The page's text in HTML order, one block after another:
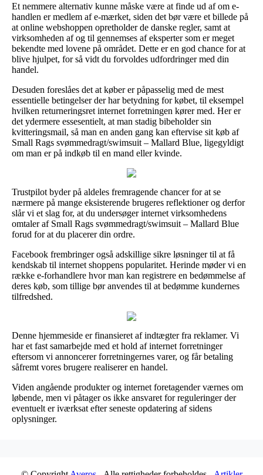
Et nemmere alternativ kunne måske være at finde ud af om e-
handlen er medlem af e-mærket, siden det bør være et billede på
at online webshoppen opretholder de danske regler, samt at
virksomheden af og til gennemses af eksperter som er meget
bekendte med lovene på området. Dette er en god chance for at
blive hjulpet, for så vidt du forvoldes udfordringer med din
handel.
Desuden foreslåes det at køber er påpasselig med de mest
essentielle betingelser der har betydning for købet, til eksempel
hvilken returneringsret internet forretningen kører med. Her er
det ydermere essesentielt, at man stadig bibeholder sin
kvitteringsmail, så man en anden gang kan eftervise sit køb af
Small Rags svømmedragt/swimsuit – Mallard Blue, ligegyldigt
om man er på indkøb til en mand eller kvinde.
Trustpilot byder på aldeles fremragende chancer for at se
nærmere på mange eksisterende brugeres reflektioner og derfor
slår vi et slag for, at du undersøger internet virksomhedens
omtaler af Small Rags svømmedragt/swimsuit – Mallard Blue
forud for at du placerer din ordre.
Facebook frembringer også adskillige sikre løsninger til at få
kendskab til internet shoppens popularitet. Herinde møder vi en
række e-forhandlere hvor man kan registrere en bedømmelse af
deres køb, som tillige bør anvendes til at bedømme kundernes
tilfredshed.
Denne hjemmeside er finansieret af indtægter fra reklamer. Vi
har et fast samarbejde med et hold af internet forretninger
eftersom vi annoncerer forretningernes varer, og får betaling
såfremt vores brugere realiserer en handel.
Viden angående produkter og internet foretagender værnes om
løbende, men vi påtager os ikke ansvaret for reguleringer der
eventuelt er iværksat efter seneste opdatering af sidens
oplysninger.